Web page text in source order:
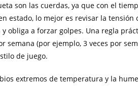
son las cuerdas, ya que con el
estado, lo mejor es revisar la tensión
obliga a forzar golpes. Una regla
semana (por ejemplo, 3 veces por
de juego.
extremos de temperatura y la